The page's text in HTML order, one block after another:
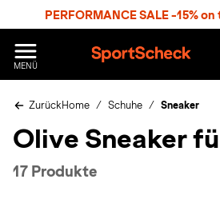
PERFORMANCE SALE -15%
MENÜ
p
r
S
h
ZurückHome Schuhe Sneaker
Olive Sneaker
17 Produkte